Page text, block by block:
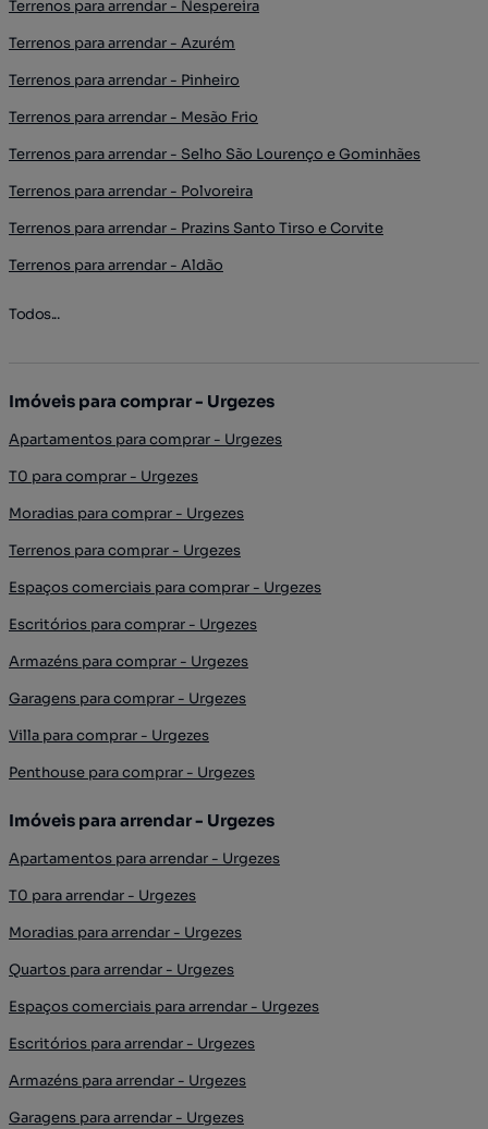
Terrenos para arrendar - Nespereira
Terrenos para arrendar - Azurém
Terrenos para arrendar - Pinheiro
Terrenos para arrendar - Mesão Frio
Terrenos para arrendar - Selho São Lourenço e Gominhães
Terrenos para arrendar - Polvoreira
Terrenos para arrendar - Prazins Santo Tirso e Corvite
Terrenos para arrendar - Aldão
Todos...
Imóveis para comprar - Urgezes
Apartamentos para comprar - Urgezes
T0 para comprar - Urgezes
Moradias para comprar - Urgezes
Terrenos para comprar - Urgezes
Espaços comerciais para comprar - Urgezes
Escritórios para comprar - Urgezes
Armazéns para comprar - Urgezes
Garagens para comprar - Urgezes
Villa para comprar - Urgezes
Penthouse para comprar - Urgezes
Imóveis para arrendar - Urgezes
Apartamentos para arrendar - Urgezes
T0 para arrendar - Urgezes
Moradias para arrendar - Urgezes
Quartos para arrendar - Urgezes
Espaços comerciais para arrendar - Urgezes
Escritórios para arrendar - Urgezes
Armazéns para arrendar - Urgezes
Garagens para arrendar - Urgezes